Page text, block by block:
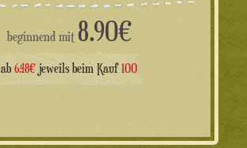
beginnend mit 8.90€
ab 6.48€ jeweils beim Kauf100